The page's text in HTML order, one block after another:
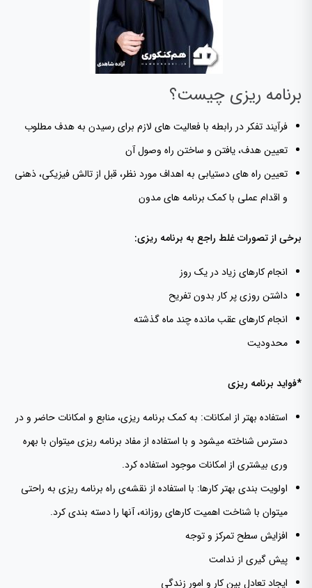
برنامه ریزی چیست؟
فرآیند تفکر در رابطه با فعالیت های لازم برای رسیدن به هدف مطلوب
تعیین هدف، یافتن و ساختن راه وصول آن
تعیین راه های دستیابی به اهداف مورد نظر، قبل از تالش فیزیکی، ذهنی
و اقدام عملی با کمک برنامه های مدون
برخی از تصورات غلط راجع به برنامه ریزی:
انجام کارهای زیاد در یک روز
داشتن روزی پر کار بدون تفریح
انجام کارهای عقب مانده چند ماه گذشته
محدودیت
*فواید برنامه ریزی
استفاده بهتر از امکانات: به کمک برنامه ریزی، منابع و امکانات حاضر و در
دسترس شناخته میشود و با استفاده از مفاد برنامه ریزی میتوان با بهره
وری بیشتری از امکانات موجود استفاده کرد.
اولویت بندی بهتر کارها: با استفاده از نقشه‌ی راه برنامه ریزی به راحتی
میتوان با شناخت اهمیت کارهای روزانه، آنها را دسته بندی کرد.
افزایش سطح تمرکز و توجه
پیش گیری از ندامت
ایجاد تعادل بین کار و امور زندگی